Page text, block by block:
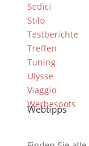
Sedici
Stilo
Testberichte
Treffen
Tuning
Ulysse
Viaggio
Werbespots
Webtipps